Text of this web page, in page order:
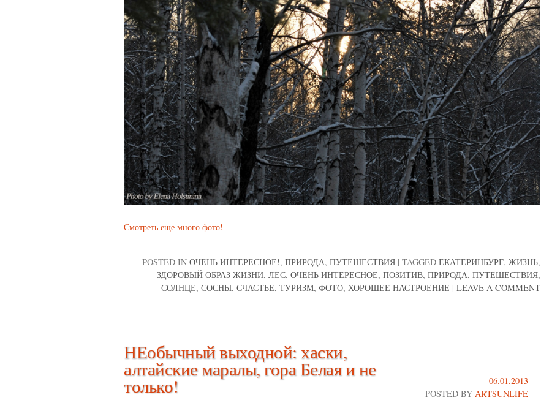
Смотреть еще много фото!
POSTED IN ОЧЕНЬ ИНТЕРЕСНОЕ!, ПРИРОДА, ПУТЕШЕСТВИЯ | TAGGED ЕКАТЕРИНБУРГ, ЖИЗНЬ,
ЗДОРОВЫЙ ОБРАЗ ЖИЗНИ, ЛЕС, ОЧЕНЬ ИНТЕРЕСНОЕ, ПОЗИТИВ, ПРИРОДА, ПУТЕШЕСТВИЯ,
СОЛНЦЕ, СОСНЫ, СЧАСТЬЕ, ТУРИЗМ, ФОТО, ХОРОШЕЕ НАСТРОЕНИЕ | LEAVE A COMMENT
НЕобычный выходной: хаски,
алтайские маралы, гора Белая и не
только!
06.01.2013
POSTED BY ARTSUNLIFE